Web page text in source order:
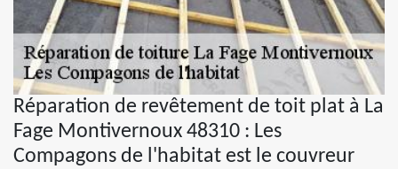
Réparation de revêtement de toit plat à La
Fage Montivernoux 48310 : Les
Compagons de l'habitat est le couvreur